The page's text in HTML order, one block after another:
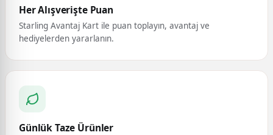
Her Alışverişte Puan
Starling Avantaj Kart ile puan toplayın, avantaj ve
hediyelerden yararlanın.
Günlük Taze Ürünler